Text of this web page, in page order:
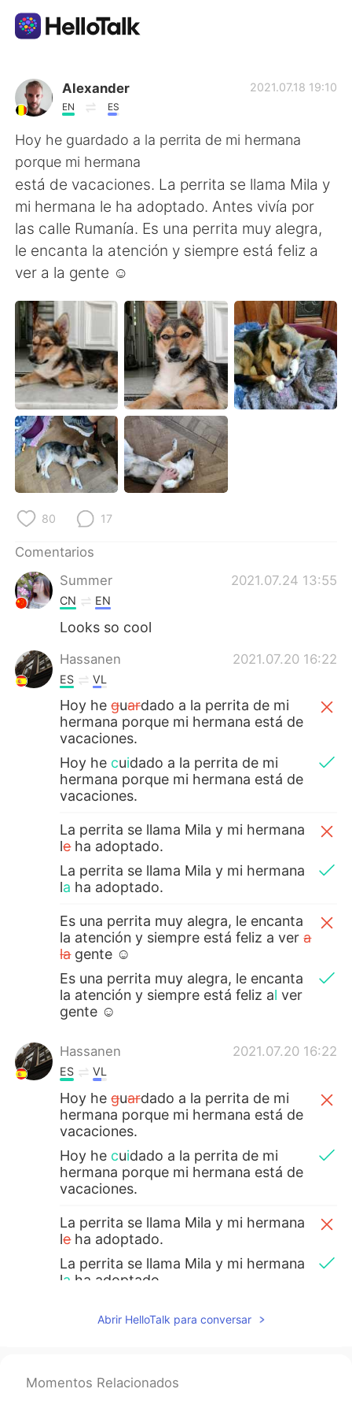
Aplicación de intercambio de idiomas
AI Grammar Checker
Español
English 简体中文
繁體中文
Français Deutsch
日本語 한국어
ไทย
Indonesia Italiano
Türkçe Tiếng Việt
Português
Alexander
EN ES
2021.07.18 19:10
Hoy he guardado a la perrita de mi hermana
porque mi hermana
está de vacaciones. La perrita se llama Mila y
mi hermana le ha adoptado. Antes vivía por
las calle Rumanía. Es una perrita muy alegra,
le encanta la atención y siempre está feliz a
ver a la gente ☺
80 17
Comentarios
Summer
2021.07.24 13:55
CN EN
Looks so cool
Hassanen 2021.07.20 16:22
ES VL
Hoy heguardado a la perrita de mi
hermana porque mi hermana está de
vacaciones.
Hoy he cuidado a la perrita de mi
hermana porque mi hermana está de
vacaciones.
La perrita se llama Mila y mi hermana
leha adoptado.
La perrita se llama Mila y mi hermana
la ha adoptado.
Es una perrita muy alegra, le encanta
la atención y siempre está feliz a vera
lagente ☺
Es una perrita muy alegra, le encanta
la atención y siempre está feliz al ver
gente ☺
Hassanen 2021.07.20 16:22
ES VL
Hoy heguardado a la perrita de mi
hermana porque mi hermana está de
vacaciones.
Hoy he cuidado a la perrita de mi
hermana porque mi hermana está de
vacaciones.
La perrita se llama Mila y mi hermana
leha adoptado.
La perrita se llama Mila y mi hermana
la ha adoptado.
Es una perrita muy alegra, le encanta
la atención y siempre está feliz a ver
la atención y siempre está feliz a
Abrir HelloTalk para conversar
Momentos Relacionados